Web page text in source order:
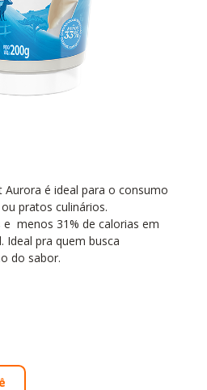
é ideal para o consumo
pratos culinários.
menos 31% de calorias em
Ideal pra quem busca
do sabor.